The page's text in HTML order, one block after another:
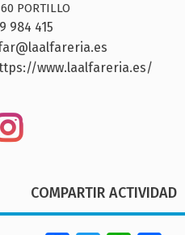
PORTILLO
984 415
www.laalfareria.es/
COMPARTIR ACTIVIDAD